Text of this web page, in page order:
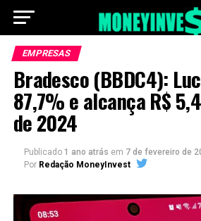
EMPRESAS
Bradesco (BBDC4):
87,7% e alcança R$
de 2024
Publicado 1 ano atrás em 7 de fevereiro de
Por Redação MoneyInvest